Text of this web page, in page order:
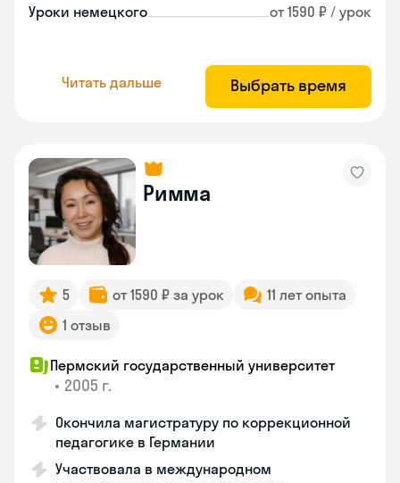
Уроки немецкого от 1590 ₽ / урок
Читать дальше Выбрать время
Римма
5 от 1590 ₽ за урок
11 лет опыта
1 отзыв
Пермский государственный университет
• 2005 г.
Окончила магистратуру по коррекционной
педагогике в Германии
Участвовала в международном